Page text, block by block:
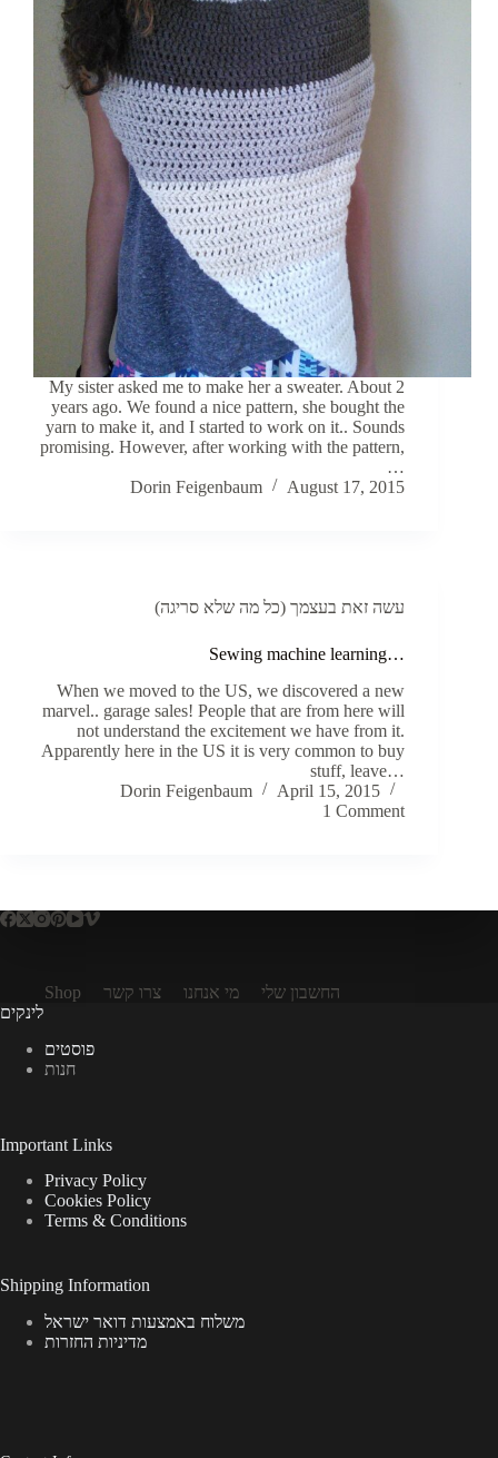
My sister asked me to make her a sweater. About 2
years ago. We found a nice pattern, she bought the
yarn to make it, and I started to work on it.. Sounds
promising. However, after working with the pattern,
…
Dorin Feigenbaum
August 17, 2015
עשה זאת בעצמך (כל מה שלא סריגה)
Sewing machine learning…
When we moved to the US, we discovered a new
marvel.. garage sales! People that are from here will
not understand the excitement we have from it.
Apparently here in the US it is very common to buy
stuff, leave…
Dorin Feigenbaum
April 15, 2015
1 Comment
Shop צרו קשר מי אנחנו
החשבון שלי
לינקים
פוסטים
חנות
Important Links
Privacy Policy
Cookies Policy
Terms & Conditions
Shipping Information
משלוח באמצעות דואר ישראל
מדיניות החזרות